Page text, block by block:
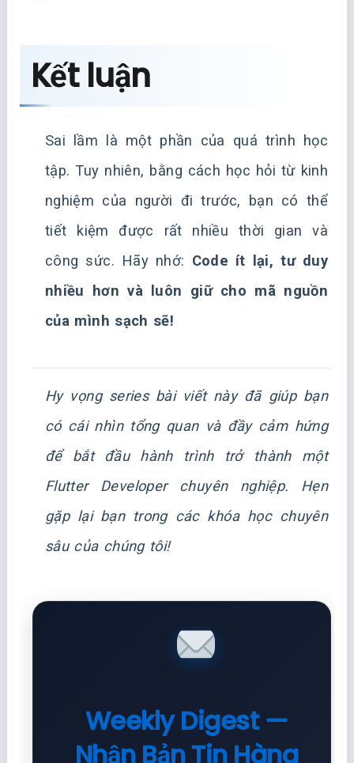
Kết luận
Sai lầm là một phần của quá trình học
tập. Tuy nhiên, bằng cách học hỏi từ kinh
nghiệm của người đi trước, bạn có thể
tiết kiệm được rất nhiều thời gian và
công sức. Hãy nhớ: Code ít lại, tư duy
nhiều hơn và luôn giữ cho mã nguồn
của mình sạch sẽ!
Hy vọng series bài viết này đã giúp bạn
có cái nhìn tổng quan và đầy cảm hứng
để bắt đầu hành trình trở thành một
Flutter Developer chuyên nghiệp. Hẹn
gặp lại bạn trong các khóa học chuyên
sâu của chúng tôi!
Weekly Digest —
Nhận Bản Tin Hàng